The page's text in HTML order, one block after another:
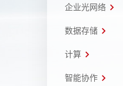
企业光网络
数据存储
计算
智能协作